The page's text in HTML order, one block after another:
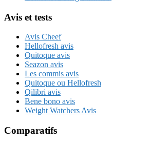
Avis et tests
Avis Cheef
Hellofresh avis
Quitoque avis
Seazon avis
Les commis avis
Quitoque ou Hellofresh
Qilibri avis
Bene bono avis
Weight Watchers Avis
Comparatifs